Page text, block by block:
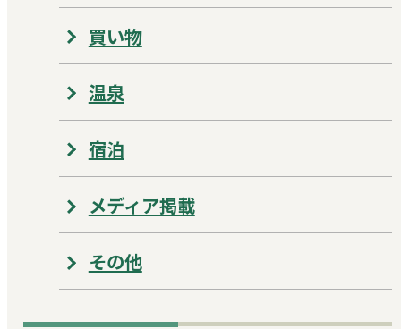
買い物
温泉
宿泊
メディア掲載
その他